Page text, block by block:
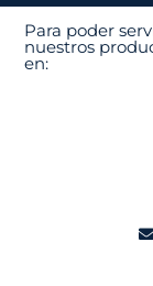
Para poder
nuestros
en: